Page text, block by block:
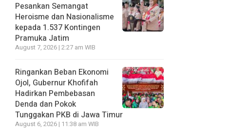
Pesankan Semangat
Heroisme dan Nasionalisme
kepada 1.537 Kontingen
Pramuka Jatim
August 7, 2026 | 2:27 am WIB
Ringankan Beban Ekonomi
Ojol, Gubernur Khofifah
Hadirkan Pembebasan
Denda dan Pokok
Tunggakan PKB di Jawa Timur
August 6, 2026 | 11:38 am WIB